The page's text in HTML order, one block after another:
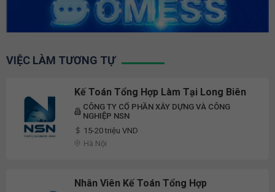
VIỆC LÀM TƯƠNG TỰ
Kế Toán Tổng Hợp Làm Tại Long Biên
CÔNG TY CỔ PHẦN XÂY DỰNG VÀ CÔNG
NGHIỆP NSN
15-20 triệu VND
Hà Nội
Nhân Viên Kế Toán Tổng Hợp